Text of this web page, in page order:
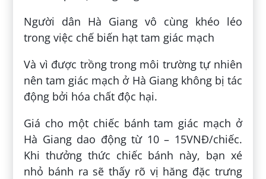
Người dân Hà Giang vô cùng khéo léo
trong việc chế biến hạt tam giác mạch
Và vì được trồng trong môi trường tự nhiên
nên tam giác mạch ở Hà Giang không bị tác
động bởi hóa chất độc hại.
Giá cho một chiếc bánh tam giác mạch ở
Hà Giang dao động từ 10 – 15VNĐ/chiếc.
Khi thưởng thức chiếc bánh này, bạn xé
nhỏ bánh ra sẽ thấy rõ vị hăng đặc trưng